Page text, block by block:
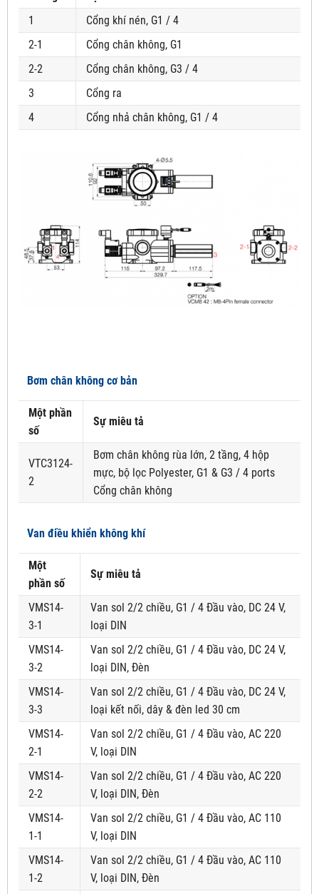
1
Cổng khí nén, G1 / 4
2-1
Cổng chân không, G1
2-2
Cổng chân không, G3 / 4
3
Cổng ra
4
Cổng nhả chân không, G1 / 4
Bơm chân không cơ bản
Một phần
số
Sự miêu tả
VTC3124-
2
Bơm chân không rùa lớn, 2 tầng, 4 hộp
mực, bộ lọc Polyester, G1 & G3 / 4 ports
Cổng chân không
Van điều khiển không khí
Một
phần số
Sự miêu tả
VMS14-
3-1
Van sol 2/2 chiều, G1 / 4 Đầu vào, DC 24 V,
loại DIN
VMS14-
3-2
Van sol 2/2 chiều, G1 / 4 Đầu vào, DC 24 V,
loại DIN, Đèn
VMS14-
3-3
Van sol 2/2 chiều, G1 / 4 Đầu vào, DC 24 V,
loại kết nối, dây & đèn led 30 cm
VMS14-
2-1
Van sol 2/2 chiều, G1 / 4 Đầu vào, AC 220
V, loại DIN
VMS14-
2-2
Van sol 2/2 chiều, G1 / 4 Đầu vào, AC 220
V, loại DIN, Đèn
VMS14-
1-1
Van sol 2/2 chiều, G1 / 4 Đầu vào, AC 110
V, loại DIN
VMS14-
1-2
Van sol 2/2 chiều, G1 / 4 Đầu vào, AC 110
V, loại DIN, Đèn